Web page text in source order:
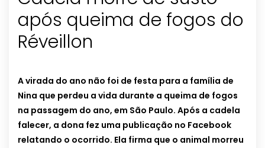
após queima de fogos do
Réveillon
A virada do ano não foi de festa para a família de
Nina que perdeu a vida durante a queima de fogos
na passagem do ano, em São Paulo. Após a cadela
falecer, a dona fez uma publicação no Facebook
relatando o ocorrido. Ela firma que o animal morreu